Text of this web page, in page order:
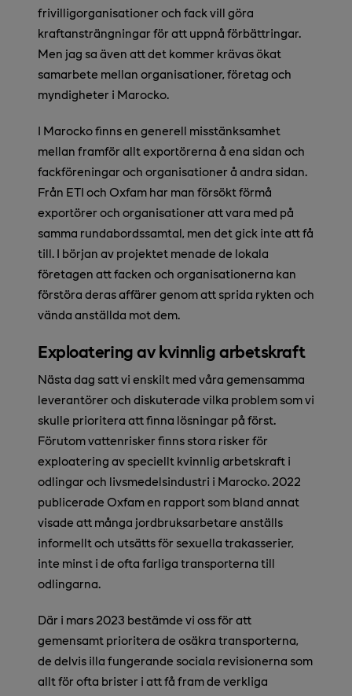
frivilligorganisationer och fack vill göra
kraftansträngningar för att uppnå förbättringar.
Men jag sa även att det kommer krävas ökat
samarbete mellan organisationer, företag och
myndigheter i Marocko.
I Marocko finns en generell misstänksamhet
mellan framför allt exportörerna å ena sidan och
fackföreningar och organisationer å andra sidan.
Från ETI och Oxfam har man försökt förmå
exportörer och organisationer att vara med på
samma rundabordssamtal, men det gick inte att få
till. I början av projektet menade de lokala
företagen att facken och organisationerna kan
förstöra deras affärer genom att sprida rykten och
vända anställda mot dem.
Exploatering av kvinnlig arbetskraft
Nästa dag satt vi enskilt med våra gemensamma
leverantörer och diskuterade vilka problem som vi
skulle prioritera att finna lösningar på först.
Förutom vattenrisker finns stora risker för
exploatering av speciellt kvinnlig arbetskraft i
odlingar och livsmedelsindustri i Marocko. 2022
publicerade Oxfam en rapport som bland annat
visade att många jordbruksarbetare anställs
informellt och utsätts för sexuella trakasserier,
inte minst i de ofta farliga transporterna till
odlingarna.
Där i mars 2023 bestämde vi oss för att
gemensamt prioritera de osäkra transporterna,
de delvis illa fungerande sociala revisionerna som
allt för ofta brister i att få fram de verkliga